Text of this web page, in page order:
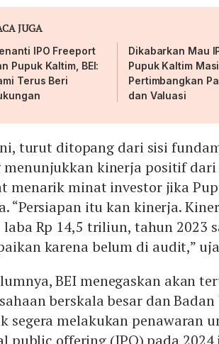
JUGA
IPO Freeport
Pupuk Kaltim, BEI:
Terus Beri
Dikabarkan Mau
Pupuk Kaltim
Pertimbangkan
dan Valuasi
turut ditopang dari sisi
menunjukkan kinerja positif
menarik minat investor jika
“Persiapan itu kan kinerja.
laba Rp 14,5 triliun, tahun 2023
karena belum di audit,”
BEI menegaskan akan
berskala besar dan
segera melakukan penawaran